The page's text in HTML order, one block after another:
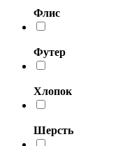
Флис
Футер
Хлопок
Шерсть